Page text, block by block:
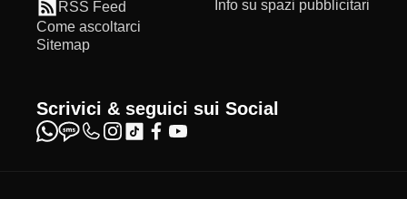
RSS Feed
Come ascoltarci
Sitemap
Info su spazi pubblicitari
Scrivici & seguici sui Social